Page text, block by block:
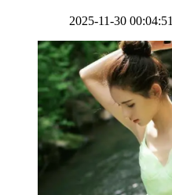
2025-11-30 00:04:51